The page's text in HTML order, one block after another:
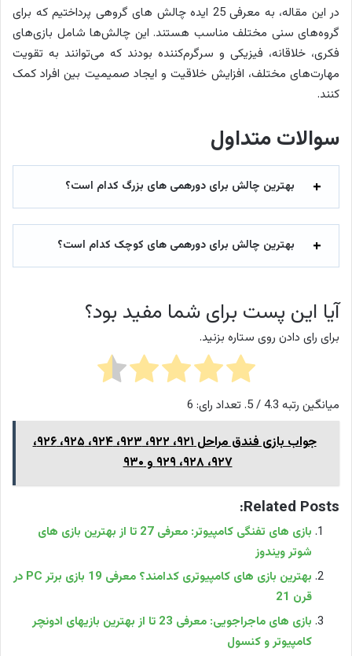
در این مقاله، به معرفی 25 ایده چالش های گروهی پرداختیم که برای
گروه‌های سنی مختلف مناسب هستند. این چالش‌ها شامل بازی‌های
فکری، خلاقانه، فیزیکی و سرگرم‌کننده بودند که می‌توانند به تقویت
مهارت‌های مختلف، افزایش خلاقیت و ایجاد صمیمیت بین افراد کمک
کنند.
سوالات متداول
بهترین چالش برای دورهمی های بزرگ کدام است؟
بهترین چالش برای دورهمی های کوچک کدام است؟
آیا این پست برای شما مفید بود؟
برای رای دادن روی ستاره بزنید.
میانگین رتبه 4.3/ 5. تعداد رای: 6
جواب بازی فندق مراحل ۹۲۱، ۹۲۲، ۹۲۳، ۹۲۴، ۹۲۵، ۹۲۶،
۹۲۷، ۹۲۸، ۹۲۹ و ۹۳۰
Related Posts:
بازی های تفنگی کامپیوتر: معرفی 27 تا از بهترین بازی‌ های
شوتر ویندوز
بهترین بازی های کامپیوتری کدامند؟ معرفی 19 بازی برتر PC در
قرن 21
بازی های ماجراجویی: معرفی 23 تا از بهترین بازیهای ادونچر
کامپیوتر و کنسول